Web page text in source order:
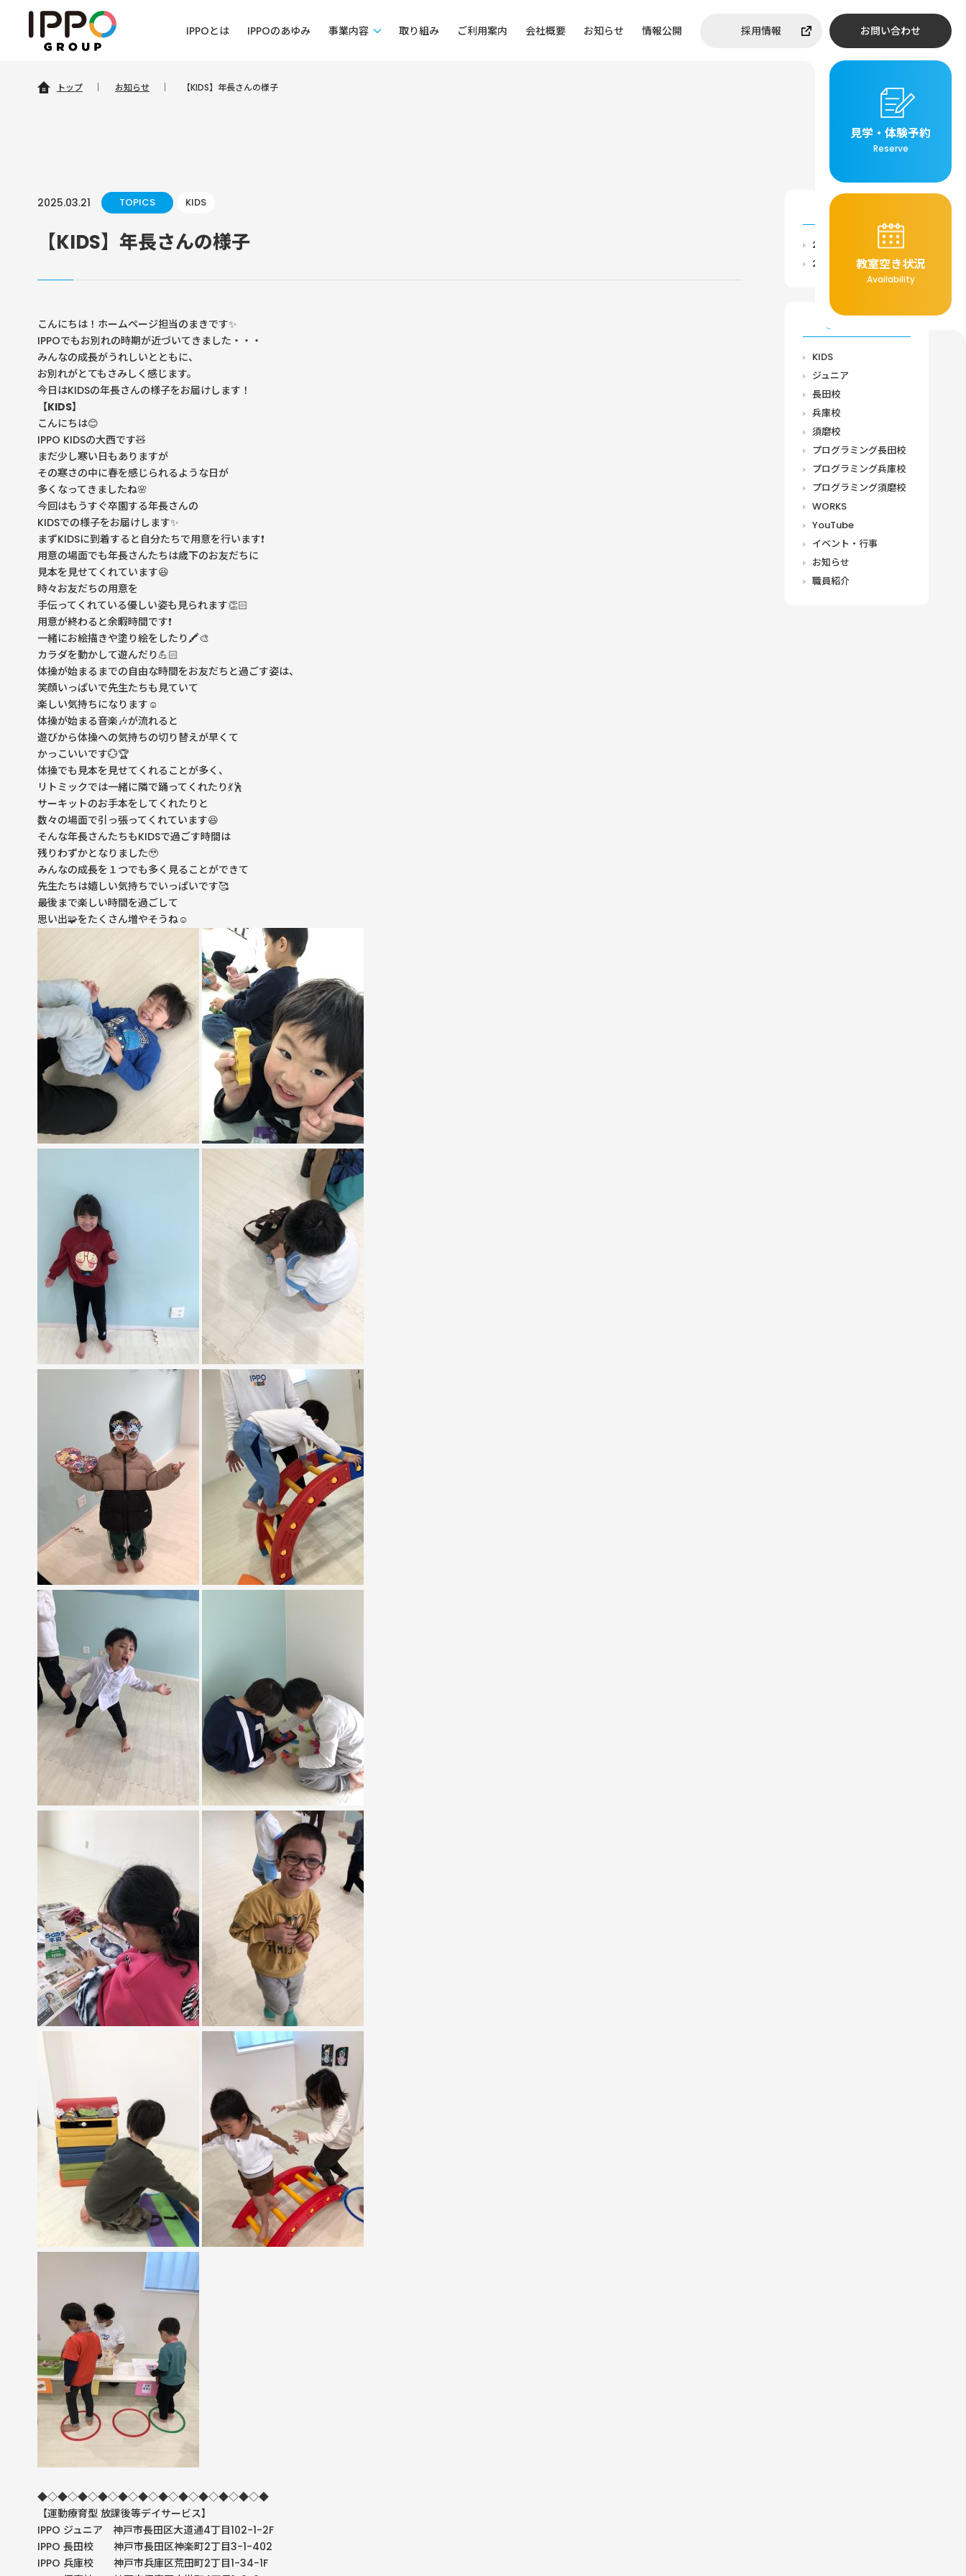
IPPOとは IPPOのあゆみ 事業内容 取り組み ご利用案内 会社概要 お知らせ 情報公開 採用情報 お問い合わせ
見学・体験予約
Reserve
教室空き状況
Availability
トップ お知らせ 【KIDS】年長さんの様子
2025.03.21 TOPICS KIDS
【KIDS】年長さんの様子
こんにちは！ホームページ担当のまきです✨
IPPOでもお別れの時期が近づいてきました・・・
みんなの成長がうれしいとともに、
お別れがとてもさみしく感じます。
今日はKIDSの年長さんの様子をお届けします！
【KIDS】
こんにちは😊
IPPO KIDSの大西です🧸
まだ少し寒い日もありますが
その寒さの中に春を感じられるような日が
多くなってきましたね🌸
今回はもうすぐ卒園する年長さんの
KIDSでの様子をお届けします✨
まずKIDSに到着すると自分たちで用意を行います❗️
用意の場面でも年長さんたちは歳下のお友だちに
見本を見せてくれています😆
時々お友だちの用意を
手伝ってくれている優しい姿も見られます👏🏻
用意が終わると余暇時間です❗️
一緒にお絵描きや塗り絵をしたり🖍️🎨
カラダを動かして遊んだり💪🏻
体操が始まるまでの自由な時間をお友だちと過ごす姿は、
笑顔いっぱいで先生たちも見ていて
楽しい気持ちになります☺️
体操が始まる音楽🎶が流れると
遊びから体操への気持ちの切り替えが早くて
かっこいいです💮🏆
体操でも見本を見せてくれることが多く、
リトミックでは一緒に隣で踊ってくれたり💃🕺
サーキットのお手本をしてくれたりと
数々の場面で引っ張ってくれています😆
そんな年長さんたちもKIDSで過ごす時間は
残りわずかとなりました🥹
みんなの成長を１つでも多く見ることができて
先生たちは嬉しい気持ちでいっぱいです🥰
最後まで楽しい時間を過ごして
思い出🧩をたくさん増やそうね☺️
◆◇◆◇◆◇◆◇◆◇◆◇◆◇◆◇◆◇◆◇◆◇◆
【運動療育型 放課後等デイサービス】
IPPO ジュニア 神戸市長田区大道通4丁目102-1-2F
IPPO 長田校 神戸市長田区神楽町2丁目3-1-402
IPPO 兵庫校 神戸市兵庫区荒田町2丁目1-34-1F
2026年
2025年
CATEGORY
KIDS
ジュニア
長田校
兵庫校
須磨校
プログラミング長田校
プログラミング兵庫校
プログラミング須磨校
WORKS
YouTube
イベント・行事
お知らせ
職員紹介